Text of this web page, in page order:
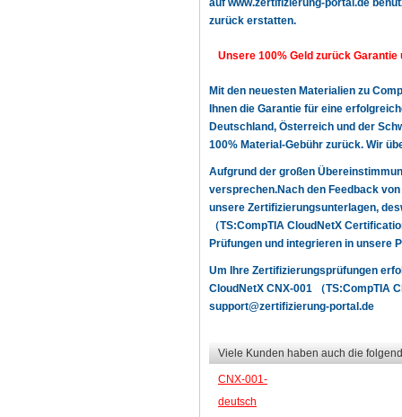
auf www.zertifizierung-portal.de
zurück erstatten.
Unsere 100% Geld zurück
Mit den neuesten Materialien zu
Ihnen die Garantie für eine
Deutschland, Österreich und der
100% Material-Gebühr zurück. Wir
Aufgrund der großen
versprechen.Nach den Feedback
unsere Zertifizierungsunterlagen,
（TS:CompTIA CloudNetX
Prüfungen und integrieren in unsere
Um Ihre Zertifizierungsprüfungen
CloudNetX CNX-001 （TS:CompTIA
support@zertifizierung-portal.de
Viele Kunden haben auch die
CNX-001-
deutsch